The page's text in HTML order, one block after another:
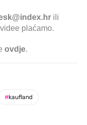
ili
plaćamo.
ovdje.
#kaufland